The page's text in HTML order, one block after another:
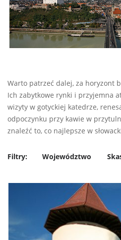
Warto patrzeć dalej, za horyzont
Ich zabytkowe rynki i przyjemna
wizyty w gotyckiej katedrze,
odpoczynku przy kawie w
znaleźć to, co najlepsze w
Filtry: Województwo